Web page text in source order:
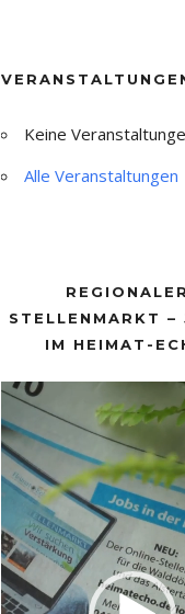
Keine
Alle Veranstaltungen
REGIONALER
STELLENMARKT –
IM HEIMAT-
Player